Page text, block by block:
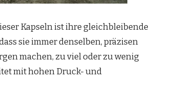
Kapseln ist ihre gleichbleibende
sie immer denselben, präzisen
machen, zu viel oder zu wenig
mit hohen Druck- und